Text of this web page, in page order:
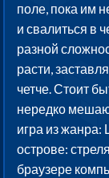
поле, пока им
и свалиться в
разной
расти,
четче. Стоит
нередко
игра из
острове:
браузере